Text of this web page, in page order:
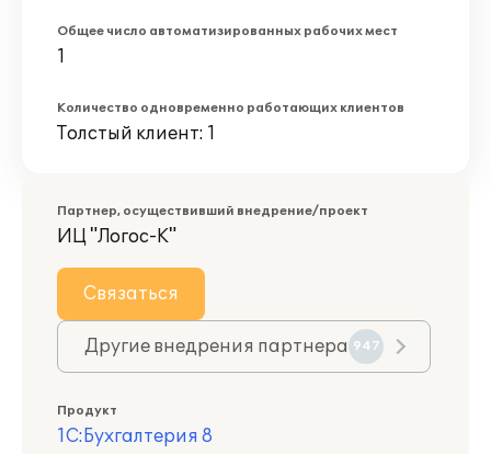
Общее число автоматизированных рабочих мест
1
Количество одновременно работающих клиентов
Толстый клиент: 1
Партнер, осуществивший внедрение/проект
ИЦ "Логос-К"
Связаться
Другие внедрения партнера 947
Продукт
1С:Бухгалтерия 8